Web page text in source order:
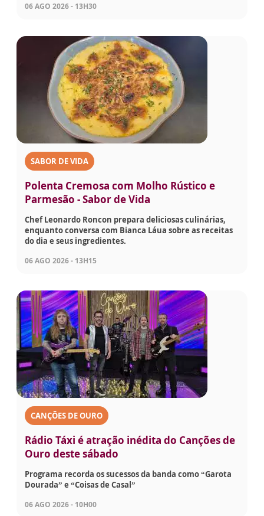
06 AGO 2026 - 13H30
SABOR DE VIDA
Polenta Cremosa com Molho Rústico e
Parmesão - Sabor de Vida
Chef Leonardo Roncon prepara deliciosas culinárias,
enquanto conversa com Bianca Láua sobre as receitas
do dia e seus ingredientes.
06 AGO 2026 - 13H15
CANÇÕES DE OURO
Rádio Táxi é atração inédita do Canções de
Ouro deste sábado
Programa recorda os sucessos da banda como “Garota
Dourada” e “Coisas de Casal”
06 AGO 2026 - 10H00